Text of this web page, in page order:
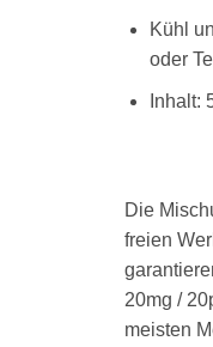
Kühl
oder
Inhalt:
Die
freien
20mg /
meisten